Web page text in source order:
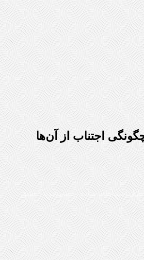
دلیل اشتباهات ساده رد می‌شوند؟ طبق ...